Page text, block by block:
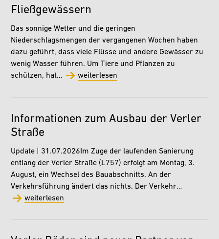
Fließgewässern
Das sonnige Wetter und die geringen
Niederschlagsmengen der vergangenen Wochen haben
dazu geführt, dass viele Flüsse und andere Gewässer zu
wenig Wasser führen. Um Tiere und Pflanzen zu
schützen, hat…
weiterlesen
Informationen zum Ausbau der Verler
Straße
Update | 31.07.2026Im Zuge der laufenden Sanierung
entlang der Verler Straße (L757) erfolgt am Montag, 3.
August, ein Wechsel des Bauabschnitts. An der
Verkehrsführung ändert das nichts. Der Verkehr…
weiterlesen